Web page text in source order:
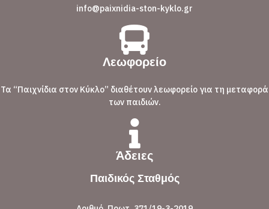
info@paixnidia-ston-kyklo.gr
Λεωφορείο
Τα “Παιχνίδια στον Κύκλο” διαθέτουν λεωφορείο για τη μεταφορά
των παιδιών.
Άδειες
Παιδικός Σταθμός